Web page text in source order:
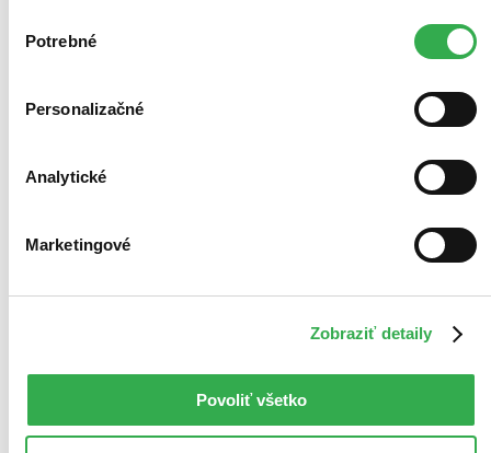
keby sme mohli používať všetky tieto cookies. Ďakujeme!
súhlasu
Potrebné
Personalizačné
Analytické
Marketingové
Zobraziť detaily
Povoliť všetko
Studny
Kniha je určena všem, kteří si chtějí u svého domu, chaty či chalupy
základní typy zdrojů pitné vody...
E-kniha PDF EPUB MOBI